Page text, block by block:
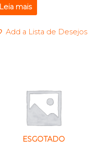
Leia mais
Add a Lista de Desejos
ESGOTADO